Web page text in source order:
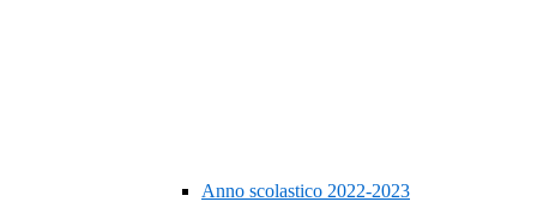
Anno scolastico 2022-2023